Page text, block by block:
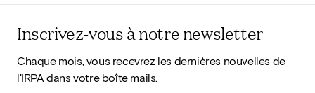
Inscrivez-vous à notre newsletter
Chaque mois, vous recevrez les dernières nouvelles de
l'IRPA dans votre boîte mails.